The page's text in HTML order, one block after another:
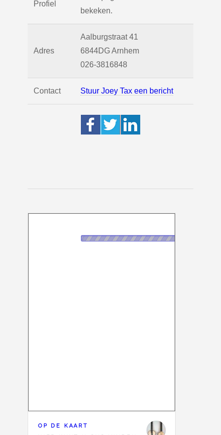
Profiel
bekeken.
Adres
Aalburgstraat 41
6844DGArnhem
026-3816848
Contact Stuur Joey Tax een bericht
OP DE KAART